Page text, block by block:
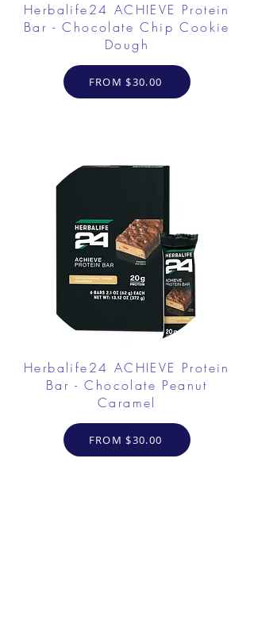
Herbalife24 ACHIEVE Protein
Bar - Chocolate Chip Cookie
Dough
FROM $30.00
Herbalife24 ACHIEVE Protein
Bar - Chocolate Peanut
Caramel
FROM $30.00